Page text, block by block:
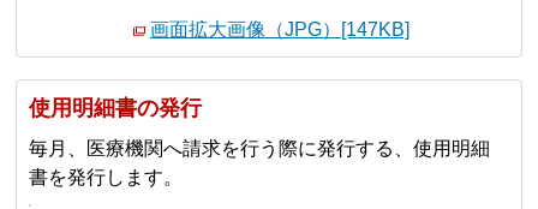
画面拡大画像（JPG）[147KB]
使用明細書の発行
毎月、医療機関へ請求を行う際に発行する、使用明細
書を発行します。